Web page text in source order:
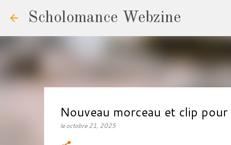
Scholomance Webzine
Nouveau morceau et clip pour
leoctobre 21, 2025